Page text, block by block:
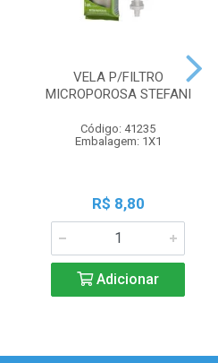
VELA P/FILTRO
MICROPOROSA STEFANI
Código: 41235
Embalagem: 1X1
R$ 8,80
Adicionar